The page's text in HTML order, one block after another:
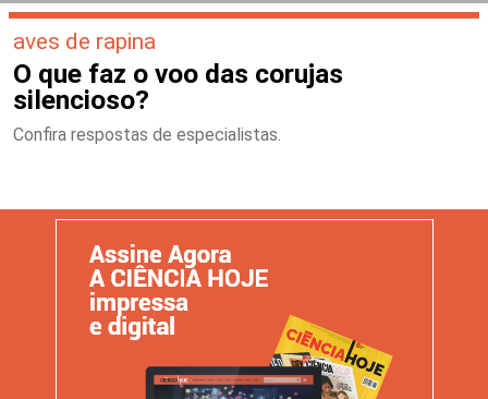
aves de rapina
O que faz o voo das corujas
silencioso?
Confira respostas de especialistas.